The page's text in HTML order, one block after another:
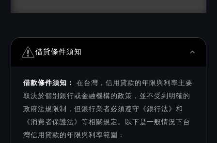
借貸條件須知
借款條件須知：在台灣，信用貸款的年限與利率主要
取決於個別銀行或金融機構的政策，並不受到明確的
政府法規限制，但銀行業者必須遵守《銀行法》和
《消費者保護法》等相關規定。以下是一般情況下台
灣信用貸款的年限與利率範圍：